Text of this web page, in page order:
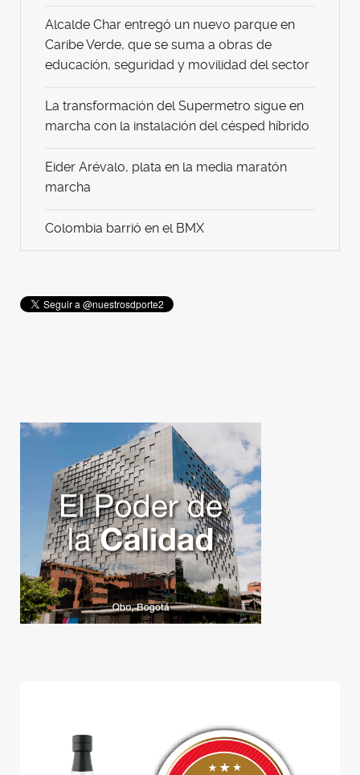
Alcalde Char entregó un nuevo parque en
Caribe Verde, que se suma a obras de
educación, seguridad y movilidad del sector
La transformación del Supermetro sigue en
marcha con la instalación del césped híbrido
Eider Arévalo, plata en la media maratón
marcha
Colombia barrió en el BMX